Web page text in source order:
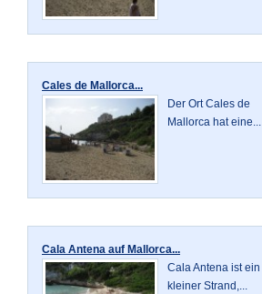
Cales de Mallorca...
Der Ort Cales de
Mallorca hat eine...
Cala Antena auf Mallorca...
Cala Antena ist ein
kleiner Strand,...